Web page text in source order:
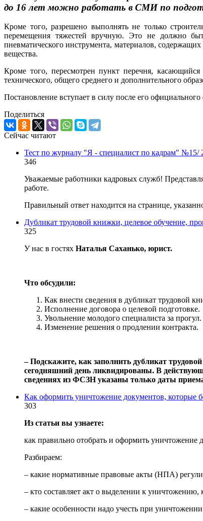
до 16 лет можно работать в СМИ по
Кроме того, разрешено выполнять не только
перемещения тяжестей вручную. Это не должно
пневматического инструмента, материалов,
вещества.
Кроме того, пересмотрен пункт перечня,
технического, общего среднего и дополнительного
Постановление вступает в силу после его
Поделиться
Сейчас читают
Тест по журналу "Я - специалист по кадрам" №15/
346
Уважаемые работники кадровых служб!
работе.
Правильный ответ находится на странице,
Дубликат трудовой книжки, целевое обучение,
325
У нас в гостях Наталья Саханько, юрист.
Что обсудили:
Как внести сведения в дубликат трудовой
Исполнение договора о целевой подготовке.
Увольнение молодого специалиста за прогул.
Изменение решения о продлении контракта.
‒ Подскажите, как заполнить дубликат
сегодняшний день ликвидированы. В
сведениях из ФСЗН указаны только даты
Как оформить уничтожение документов, которые
303
Из статьи вы узнаете:
как правильно отобрать и оформить
Разбираем:
– какие нормативные правовые акты (НПА)
– кто составляет акт о выделении к уничтожению,
– какие особенности надо учесть при